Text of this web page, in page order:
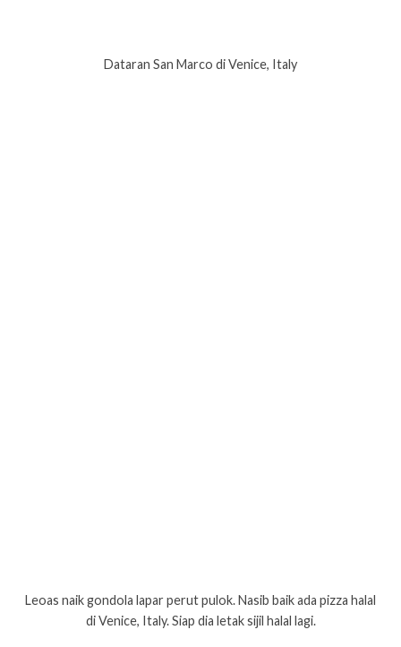
Dataran San Marco di Venice, Italy
Leoas naik gondola lapar perut pulok. Nasib baik ada pizza halal
di Venice, Italy. Siap dia letak sijil halal lagi.